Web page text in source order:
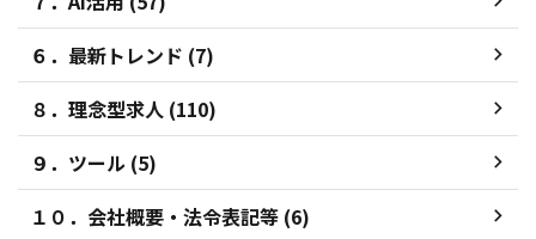
６．最新トレンド (7)
８．理念型求人 (110)
９．ツール (5)
１０．会社概要・法令表記等 (6)